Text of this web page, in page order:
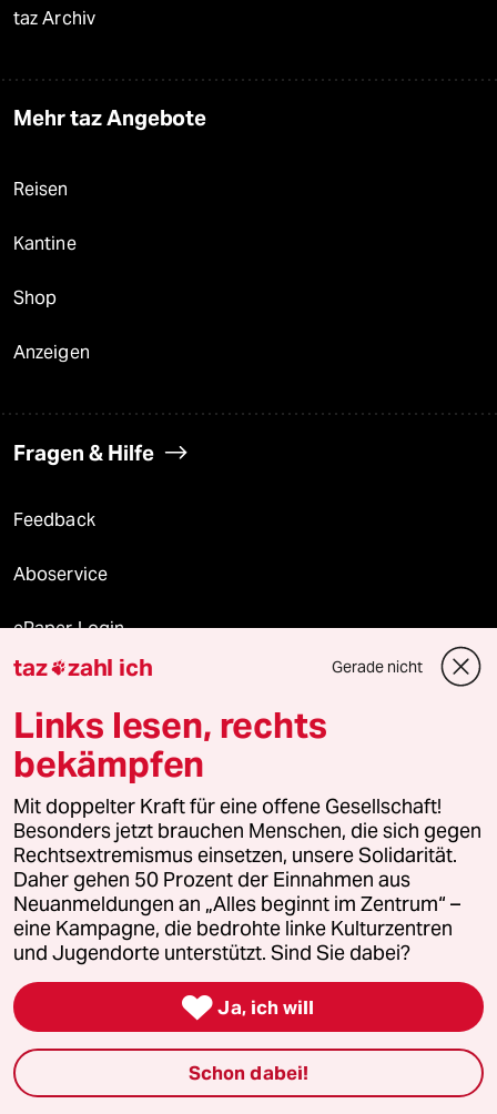
taz Archiv
Mehr taz Angebote
Reisen
Kantine
Shop
Anzeigen
Fragen & Hilfe
Feedback
Aboservice
ePaper Login
Downloads für Abonnierende
© 2026 taz Verlags und Vertriebs GmbH
Alle Rechte vorbehalten. Bei rechtlichen Fragen oder für Genehmigungen
wenden Sie sich bitte an
lizenzen@taz.de
Feedback Redaktionsstatut Kommune-Richtlinien
Leitlinie Informant Datenschutz Impressum AGB
Seitenwende Einwilligungen widerrufen (Ads)
taz zahl ich Gerade nicht
Links lesen, rechts
bekämpfen
Mit doppelter Kraft für eine offene Gesellschaft!
Besonders jetzt brauchen Menschen, die sich gegen
Rechtsextremismus einsetzen, unsere Solidarität.
Daher gehen 50 Prozent der Einnahmen aus
Neuanmeldungen an „Alles beginnt im Zentrum“ –
eine Kampagne, die bedrohte linke Kulturzentren
und Jugendorte unterstützt. Sind Sie dabei?
 Ja, ich will
Schon dabei!